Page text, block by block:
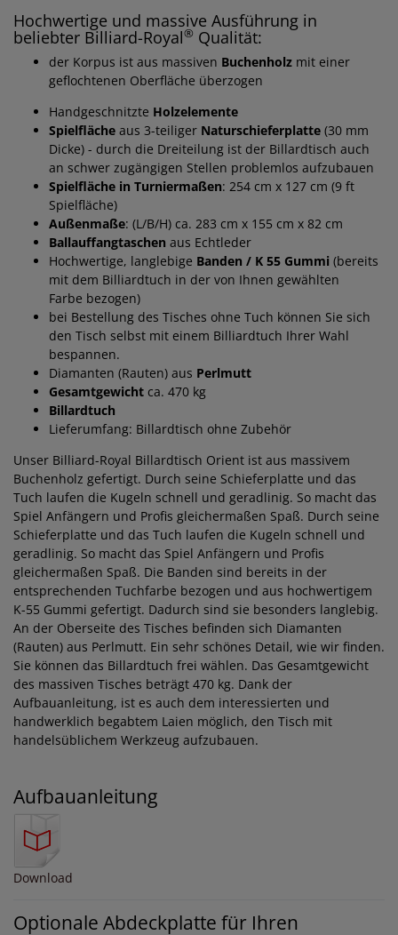
Hochwertige und massive Ausführung in
beliebter Billiard-Royal® Qualität:
der Korpus ist aus massiven Buchenholz mit einer
geflochtenen Oberfläche überzogen
Handgeschnitzte Holzelemente
Spielfläche aus 3-teiliger Naturschieferplatte (30 mm
Dicke) - durch die Dreiteilung ist der Billardtisch auch
an schwer zugängigen Stellen problemlos aufzubauen
Spielfläche in Turniermaßen: 254 cm x 127 cm (9 ft
Spielfläche)
Außenmaße: (L/B/H) ca. 283 cm x 155 cm x 82 cm
Ballauffangtaschen aus Echtleder
Hochwertige, langlebige Banden / K 55 Gummi (bereits
mit dem Billiardtuch in der von Ihnen gewählten
Farbe bezogen)
bei Bestellung des Tisches ohne Tuch können Sie sich
den Tisch selbst mit einem Billiardtuch Ihrer Wahl
bespannen.
Diamanten (Rauten) aus Perlmutt
Gesamtgewicht ca. 470 kg
Billardtuch
Lieferumfang: Billardtisch ohne Zubehör
Unser Billiard-Royal Billardtisch Orient ist aus massivem
Buchenholz gefertigt. Durch seine Schieferplatte und das
Tuch laufen die Kugeln schnell und geradlinig. So macht das
Spiel Anfängern und Profis gleichermaßen Spaß. Durch seine
Schieferplatte und das Tuch laufen die Kugeln schnell und
geradlinig. So macht das Spiel Anfängern und Profis
gleichermaßen Spaß. Die Banden sind bereits in der
entsprechenden Tuchfarbe bezogen und aus hochwertigem
K-55 Gummi gefertigt. Dadurch sind sie besonders langlebig.
An der Oberseite des Tisches befinden sich Diamanten
(Rauten) aus Perlmutt. Ein sehr schönes Detail, wie wir finden.
Sie können das Billardtuch frei wählen. Das Gesamtgewicht
des massiven Tisches beträgt 470 kg. Dank der
Aufbauanleitung, ist es auch dem interessierten und
handwerklich begabtem Laien möglich, den Tisch mit
handelsüblichem Werkzeug aufzubauen.
Aufbauanleitung
Download
Optionale Abdeckplatte für Ihren